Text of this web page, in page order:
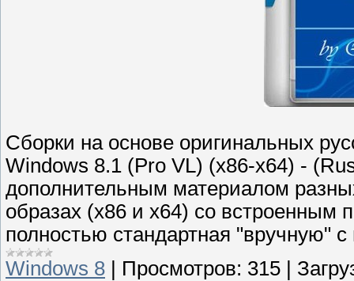
Сборки на основе оригинальных
Windows 8.1 (Pro VL) (x86-x64) -
дополнительным материалом
образах (x86 и x64) со встроенным
полностью стандартная "вручную"
Windows 8
Просмотров: 315